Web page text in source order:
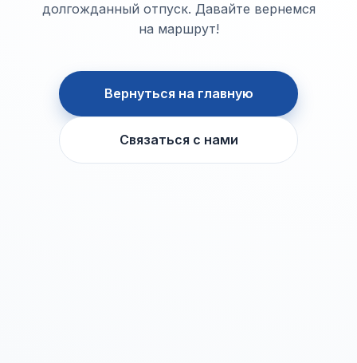
долгожданный отпуск. Давайте вернемся
на маршрут!
Вернуться на главную
Связаться с нами